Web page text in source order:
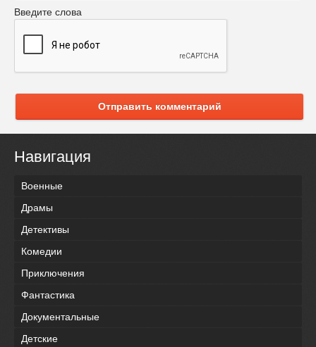
Введите слова
Отправить комментарий
Навигация
Военные
Драмы
Детективы
Комедии
Приключения
Фантастика
Документальные
Детские